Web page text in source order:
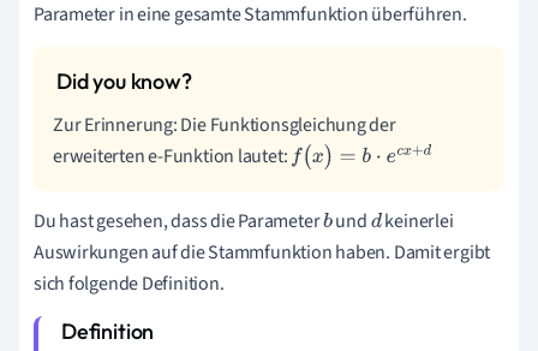
Parameter in eine gesamte Stammfunktion überführen.
Zur Erinnerung: Die Funktionsgleichung der
erweiterten e-Funktion lautet:f(x)=b ·ec x+ d
Du hast gesehen, dass die Parameterbunddkeinerlei
Auswirkungen auf die Stammfunktion haben. Damit ergibt
sich folgende Definition.